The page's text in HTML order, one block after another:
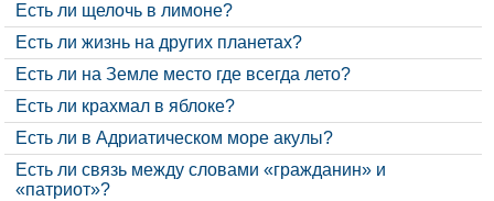
Есть ли щелочь в лимоне?
Есть ли жизнь на других планетах?
Есть ли на Земле место где всегда лето?
Есть ли крахмал в яблоке?
Есть ли в Адриатическом море акулы?
Есть ли связь между словами «гражданин» и
«патриот»?